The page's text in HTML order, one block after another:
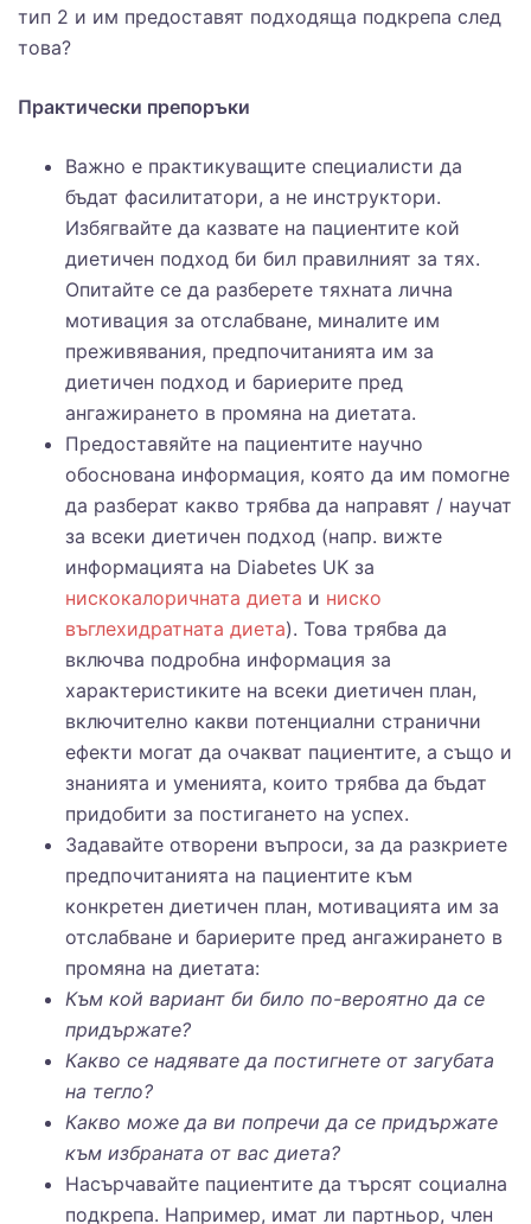
тип 2 и им предоставят подходяща подкрепа след
това?
Практически препоръки
Важно е практикуващите специалисти да
бъдат фасилитатори, а не инструктори.
Избягвайте да казвате на пациентите кой
диетичен подход би бил правилният за тях.
Опитайте се да разберете тяхната лична
мотивация за отслабване, миналите им
преживявания, предпочитанията им за
диетичен подход и бариерите пред
ангажирането в промяна на диетата.
Предоставяйте на пациентите научно
обоснована информация, която да им помогне
да разберат какво трябва да направят / научат
за всеки диетичен подход (напр. вижте
информацията на Diabetes UK за
нискокалоричната диета и ниско
въглехидратната диета). Това трябва да
включва подробна информация за
характеристиките на всеки диетичен план,
включително какви потенциални странични
ефекти могат да очакват пациентите, а също и
знанията и уменията, които трябва да бъдат
придобити за постигането на успех.
Задавайте отворени въпроси, за да разкриете
предпочитанията на пациентите към
конкретен диетичен план, мотивацията им за
отслабване и бариерите пред ангажирането в
промяна на диетата:
Към кой вариант би било по-вероятно да се
придържате?
Какво се надявате да постигнете от загубата
на тегло?
Какво може да ви попречи да се придържате
към избраната от вас диета?
Насърчавайте пациентите да търсят социална
подкрепа. Например, имат ли партньор, член